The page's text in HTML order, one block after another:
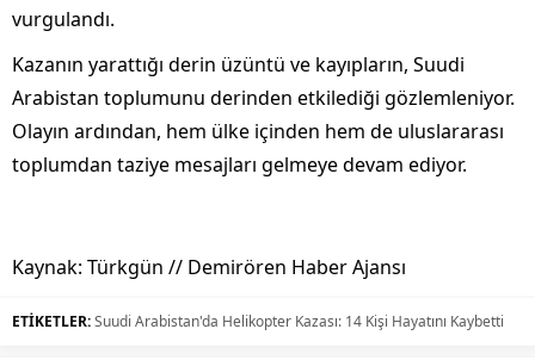
vurgulandı.
Kazanın yarattığı derin üzüntü ve kayıpların, Suudi
Arabistan toplumunu derinden etkilediği gözlemleniyor.
Olayın ardından, hem ülke içinden hem de uluslararası
toplumdan taziye mesajları gelmeye devam ediyor.
Kaynak: Türkgün // Demirören Haber Ajansı
ETİKETLER:Suudi Arabistan'da Helikopter Kazası: 14 Kişi Hayatını Kaybetti